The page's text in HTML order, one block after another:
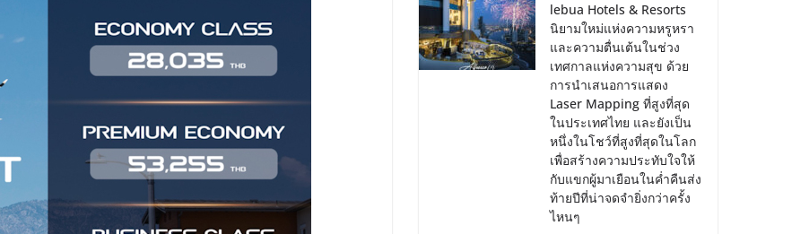
lebua Hotels & Resorts
นิยามใหม่แห่งความหรูหรา
และความตื่นเต้นในช่วง
เทศกาลแห่งความสุข ด้วย
การนำเสนอการแสดง
Laser Mapping ที่สูงที่สุด
ในประเทศไทย และยังเป็น
หนึ่งในโชว์ที่สูงที่สุดในโลก
เพื่อสร้างความประทับใจให้
กับแขกผู้มาเยือนในค่ำคืนส่ง
ท้ายปีที่น่าจดจำยิ่งกว่าครั้ง
ไหนๆ